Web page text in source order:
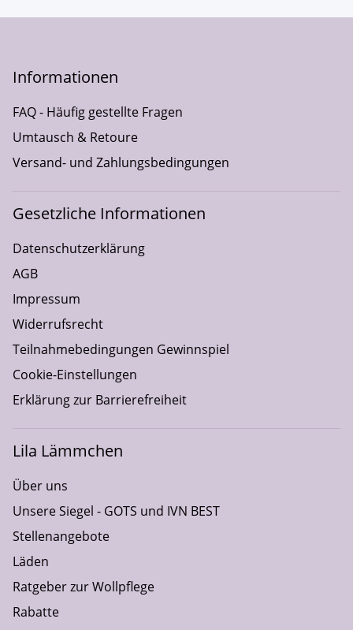
Informationen
FAQ - Häufig gestellte Fragen
Umtausch & Retoure
Versand- und Zahlungsbedingungen
Gesetzliche Informationen
Datenschutzerklärung
AGB
Impressum
Widerrufsrecht
Teilnahmebedingungen Gewinnspiel
Cookie-Einstellungen
Erklärung zur Barrierefreiheit
Lila Lämmchen
Über uns
Unsere Siegel - GOTS und IVN BEST
Stellenangebote
Läden
Ratgeber zur Wollpflege
Rabatte